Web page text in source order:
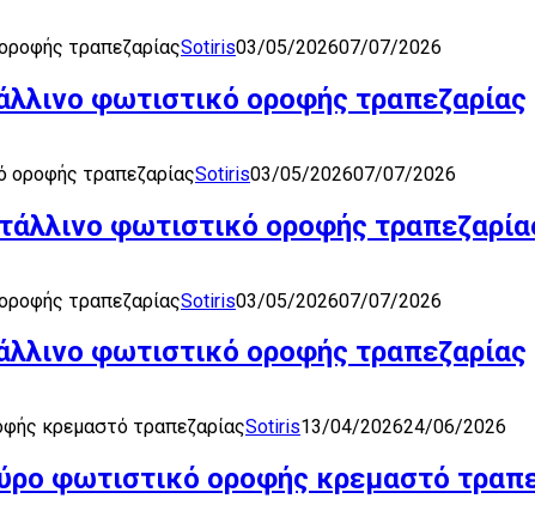
τραπεζαρίαςSotiris03/05/202607/07/2026
φωτιστικό οροφής τραπεζαρίας
οροφής τραπεζαρίαςSotiris03/05/202607/07/2026
φωτιστικό οροφής
τραπεζαρίαςSotiris03/05/202607/07/2026
φωτιστικό οροφής τραπεζαρίας
κρεμαστό τραπεζαρίαςSotiris13/04/202624/06/2026
φωτιστικό οροφής κρεμαστό